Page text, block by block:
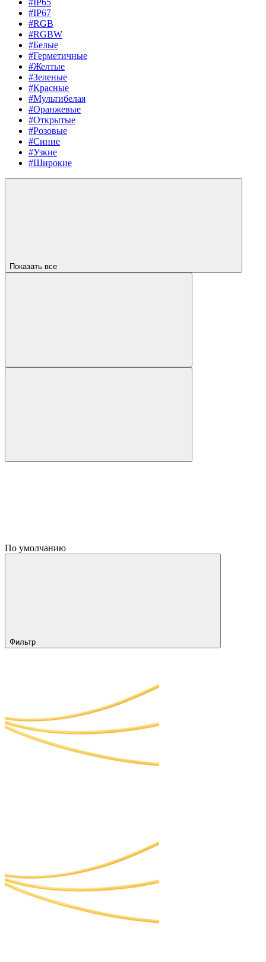
#IP65
#IP67
#RGB
#RGBW
#Белые
#Герметичные
#Желтые
#Зеленые
#Красные
#Мультибелая
#Оранжевые
#Открытые
#Розовые
#Синие
#Узкие
#Широкие
Показать все
По умолчанию
Фильтр